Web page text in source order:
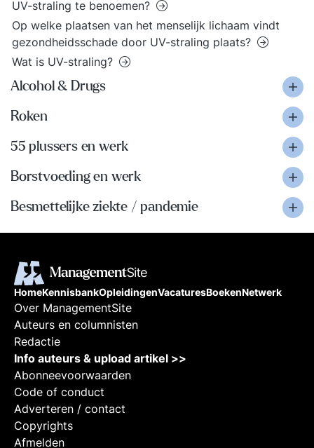
UV-straling te benoemen?
Op welke plaatsen van het menselijk lichaam vindt
gezondheidsschade door UV-straling plaats?
Wat is UV-straling?
Alcohol & Drugs
Roken
55 plussers en werk
Borstvoeding en werk
Besmettelijke ziekte / pandemie
HomeKennisbankOpleidingenVacaturesBoekenNetwerk
Over ManagementSite
Auteurs en columnisten
Redactie
Info auteurs & upload artikel >>
Abonneevoorwaarden
Code of conduct
Adverteren / contact
Copyrights
Afmelden